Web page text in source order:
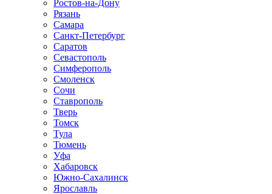
Ростов-на-Дону
Рязань
Самара
Санкт-Петербург
Саратов
Севастополь
Симферополь
Смоленск
Сочи
Ставрополь
Тверь
Томск
Тула
Тюмень
Уфа
Хабаровск
Южно-Сахалинск
Ярославль